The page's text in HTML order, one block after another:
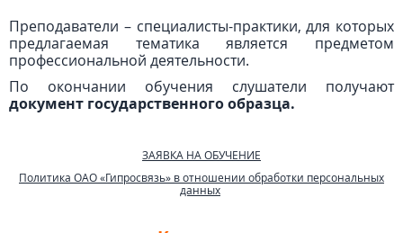
Преподаватели – специалисты-практики, для которых
предлагаемая тематика является предметом
профессиональной деятельности.
По окончании обучения слушатели получают
документ государственного образца.
ЗАЯВКА НА ОБУЧЕНИЕ
Политика ОАО «Гипросвязь» в отношении обработки персональных
данных